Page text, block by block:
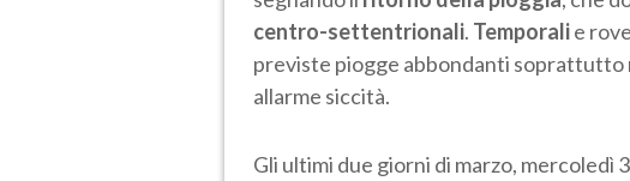
centro-settentrionali. Temporalie
previste piogge abbondanti soprattutto
allarme siccità.
Gli ultimi due giorni di marzo, mercoledì